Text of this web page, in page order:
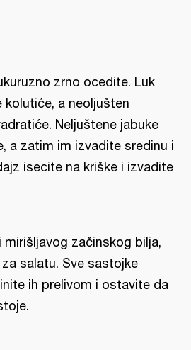
zrno ocedite. Luk
kolutiće, a neoljušten
Neljuštene jabuke
a zatim im izvadite sredinu i
isecite na kriške i izvadite
mirišljavog začinskog bilja,
salatu. Sve sastojke
ih prelivom i ostavite da